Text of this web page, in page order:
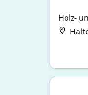
Holz-